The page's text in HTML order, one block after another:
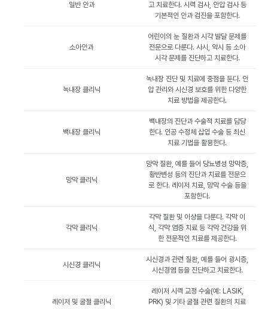
일반 안과
고 치료한다. 시력 검사, 안압 검사 등
기본적인 안과 검진을 포함한다.
소아안과
어린이의 눈 질환과 시각 발달 문제를
전문으로 다룬다. 사시, 약시 등 소아
시각 문제를 진단하고 치료한다.
녹내장 클리닉
녹내장 진단 및 치료에 중점을 둔다. 안
압 관리와 시신경 보호를 위한 다양한
치료 방법을 제공한다.
백내장 클리닉
백내장의 진단과 수술적 치료를 담당
한다. 인공 수정체 삽입 수술 등 최신
치료 기법을 활용한다.
망막 클리닉
망막 질환, 예를 들어 당뇨병성 망막증,
황반변성 등의 진단과 치료를 전문으
로 한다. 레이저 치료, 망막 수술 등을
포함한다.
각막 클리닉
각막 질환 및 이상을 다룬다. 각막 이
식, 각막 염증 치료 등 각막 건강을 위
한 전문적인 치료를 제공한다.
시신경 클리닉
시신경과 관련 질환, 예를 들어 광시증,
시신경염 등을 진단하고 치료한다.
레이저 및 굴절 클리닉
레이저 시력 교정 수술(예: LASIK,
PRK) 및 기타 굴절 관련 질환의 치료